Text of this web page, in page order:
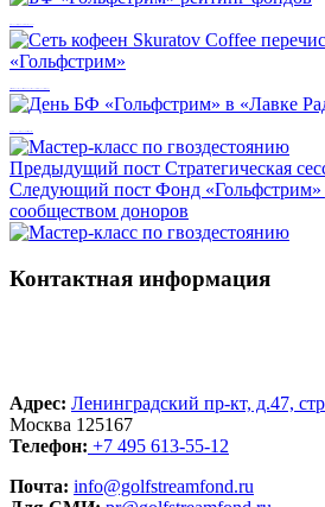
Предыдущий пост Стратегическая
Следующий пост Фонд «Гольфстрим»
сообществом доноров
Контактная информация
Адрес: Ленинградский пр-кт, д.47,
Москва 125167
Телефон: +7 495 613-55-12
Почта: info@golfstreamfond.ru